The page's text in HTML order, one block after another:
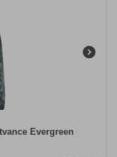
Evergreen